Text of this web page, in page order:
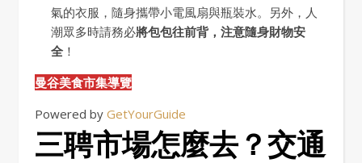
氣的衣服，隨身攜帶小電風扇與瓶裝水。另外，人
潮眾多時請務必將包包往前背，注意隨身財物安
全 ！
曼谷美食市集導覽
Powered by GetYourGuide
三聘市場怎麼去？交通